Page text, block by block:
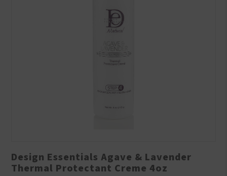
Design Essentials Agave & Lavender
Thermal Protectant Creme 4oz